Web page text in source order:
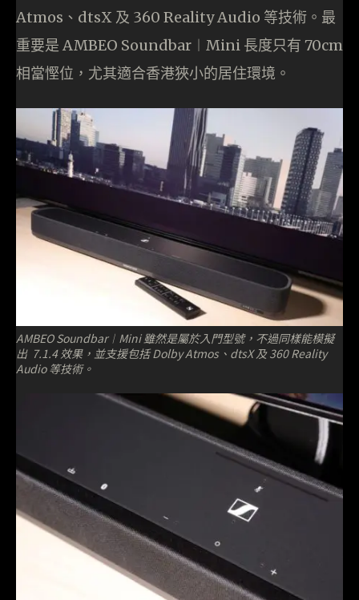
Atmos、dtsX 及 360 Reality Audio 等技術。最
重要是 AMBEO Soundbar︱Mini 長度只有 70cm
相當慳位，尤其適合香港狹小的居住環境。
AMBEO Soundbar︱Mini 雖然是屬於入門型號，不過同樣能模擬
出 7.1.4 效果，並支援包括 Dolby Atmos、dtsX 及 360 Reality
Audio 等技術。